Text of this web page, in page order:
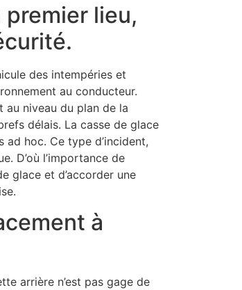
lieu,
des intempéries et
au conducteur.
au niveau du plan de la
délais. La casse de glace
ad hoc. Ce type d’incident,
D’où l’importance de
glace et d’accorder une
à
arrière n’est pas gage de